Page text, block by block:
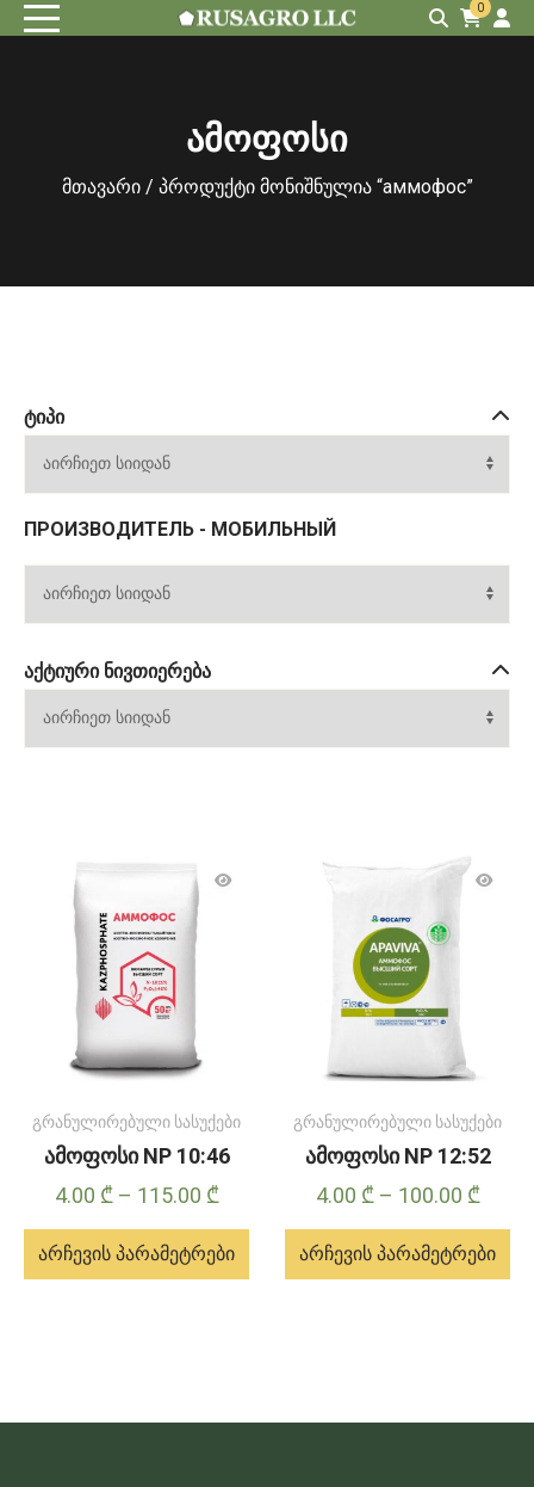
0
ამოფოსი
მთავარი/ პროდუქტი მონიშნულია “аммофос”
ᲢᲘᲞᲘ
ПРОИЗВОДИТЕЛЬ - МОБИЛЬНЫЙ
ᲐᲥᲢᲘᲣᲠᲘ ᲜᲘᲕᲗᲘᲔᲠᲔᲑᲐ
გრანულირებული სასუქები
ამოფოსი NP 10:46
4.00 ₾ – 115.00 ₾Price
range:
4.00 ₾
არჩევის პარამეტრები
გრანულირებული სასუქები
ამოფოსი NP 12:52
4.00 ₾ – 100.00 ₾Price
4.00
არჩევის პარამეტრები